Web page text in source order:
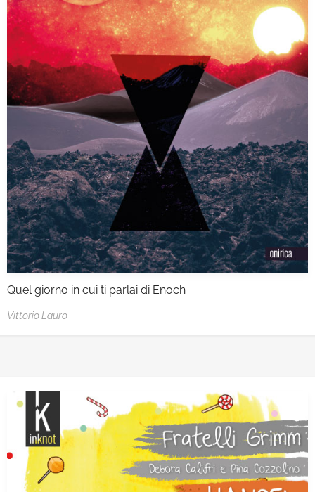
Quel giorno in cui ti parlai di Enoch
Vittorio Lauro